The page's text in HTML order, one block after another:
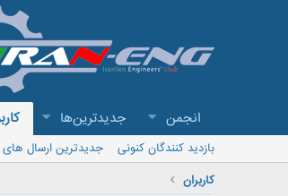
انجمن جدیدترین‌ها
بازدید کنندگان کنونی جدیدترین ارسال های
کاربران